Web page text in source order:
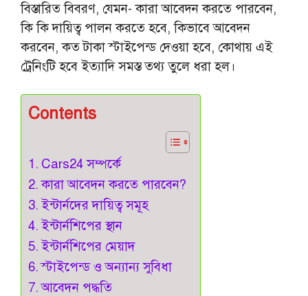
বিস্তারিত বিবরণ, যেমন- কারা আবেদন করতে পারবেন,
কি কি দায়িত্ব পালন করতে হবে, কিভাবে আবেদন
করবেন, কত টাকা স্টাইপেন্ড দেওয়া হবে, কোথায় এই
ট্রেনিংটি হবে ইত্যাদি সমস্ত তথ্য তুলে ধরা হল।
Contents
Cars24 সম্পর্কে
কারা আবেদন করতে পারবেন?
ইন্টার্নদের দায়িত্ব সমূহ
ইন্টার্নশিপের স্থান
ইন্টার্নশিপের মেয়াদ
স্টাইপেন্ড ও অন্যান্য সুবিধা
আবেদন পদ্ধতি